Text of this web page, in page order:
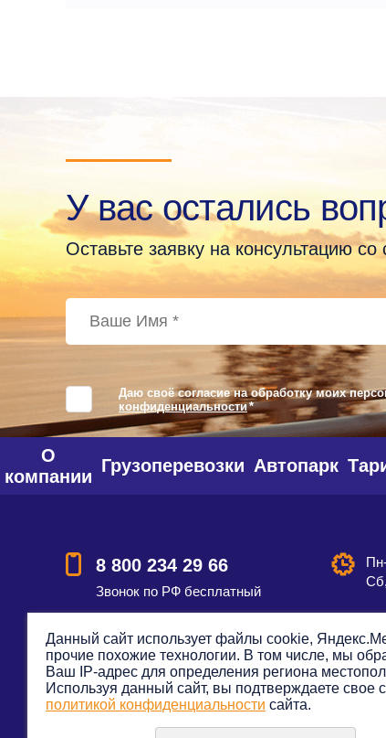
У вас остались
Оставьте заявку на консультацию
Даю своё согласие на обработку моих
конфиденциальности*
О
компании
Грузоперевозки Автопарк
8 800 234 29 66
Звонок по РФ бесплатный
Смотреть на карте
Данный сайт использует файлы cookie,
прочие похожие технологии. В том числе, мы
Ваш IP-адрес для определения региона
Используя данный сайт, вы подтверждаете свое
политикой конфиденциальности сайта.